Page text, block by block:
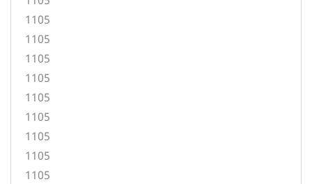
1105
1105
1105
1105
1105
1105
1105
1105
1105